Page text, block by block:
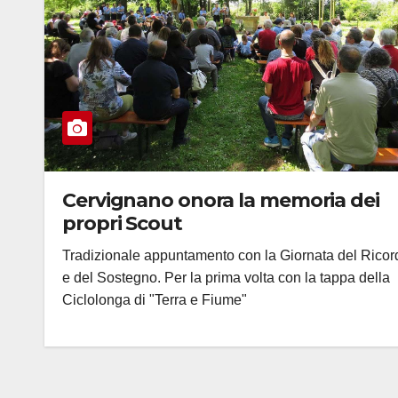
Cervignano onora la memoria dei
propri Scout
Tradizionale appuntamento con la Giornata del
e del Sostegno. Per la prima volta con la tappa della
Ciclolonga di "Terra e Fiume"